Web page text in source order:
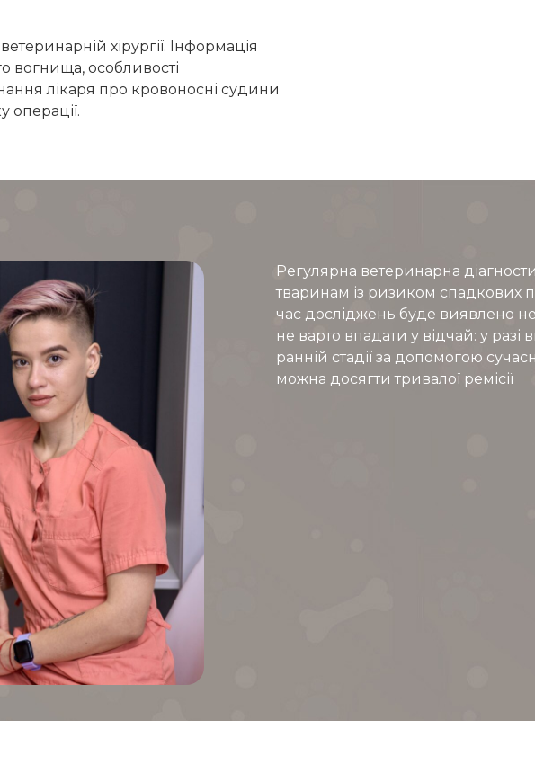
хірургії. Інформація
вогнища, особливості
лікаря про кровоносні судини
операції.
Регулярна ветеринарна
тваринам із ризиком спадкових
час досліджень буде виявлено
не варто впадати у відчай: у
ранній стадії за допомогою
можна досягти тривалої ремісії